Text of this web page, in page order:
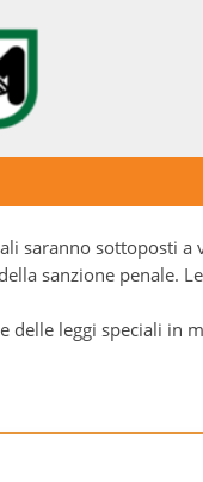
saranno sottoposti
sanzione penale.
leggi speciali in